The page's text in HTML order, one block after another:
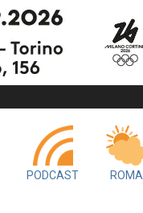
PODCAST ROMA